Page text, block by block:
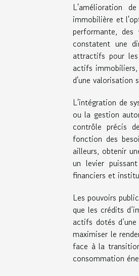
L'amélioration
immobilière et
performante,
constatent une
attractifs pour
actifs
d'une valorisation
L'intégration de
ou la gestion
contrôle précis
fonction des
ailleurs, obtenir
un levier
financiers et
Les pouvoirs
que les crédits
actifs dotés
maximiser le
face à la
consommation